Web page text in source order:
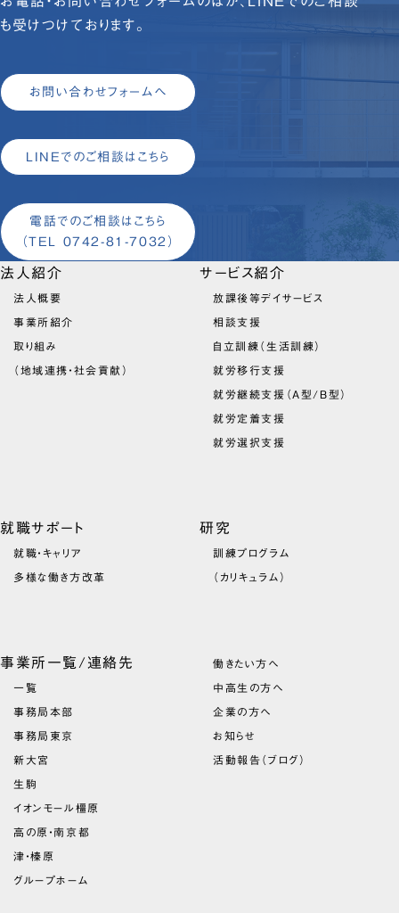
も受けつけております。
お問い合わせフォームへ
LINEでのご相談はこちら
電話でのご相談はこちら
（TEL 0742-81-7032）
法人紹介
法人概要
事業所紹介
取り組み
（地域連携・社会貢献）
サービス紹介
放課後等デイサービス
相談支援
自立訓練（生活訓練）
就労移行支援
就労継続支援（A型/B型）
就労定着支援
就労選択支援
就職サポート
就職・キャリア
多様な働き方改革
研究
訓練プログラム
（カリキュラム）
事業所一覧/連絡先
一覧
事務局本部
事務局東京
新大宮
生駒
イオンモール橿原
高の原・南京都
津・榛原
グループホーム
働きたい方へ
中高生の方へ
企業の方へ
お知らせ
活動報告（ブログ）